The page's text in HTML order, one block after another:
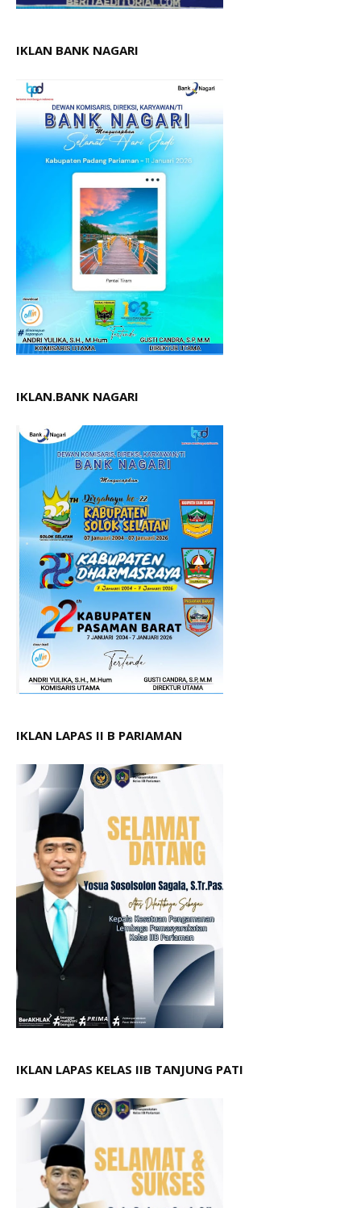
IKLAN BANK NAGARI
IKLAN.BANK NAGARI
IKLAN LAPAS II B PARIAMAN
IKLAN LAPAS KELAS IIB TANJUNG PATI